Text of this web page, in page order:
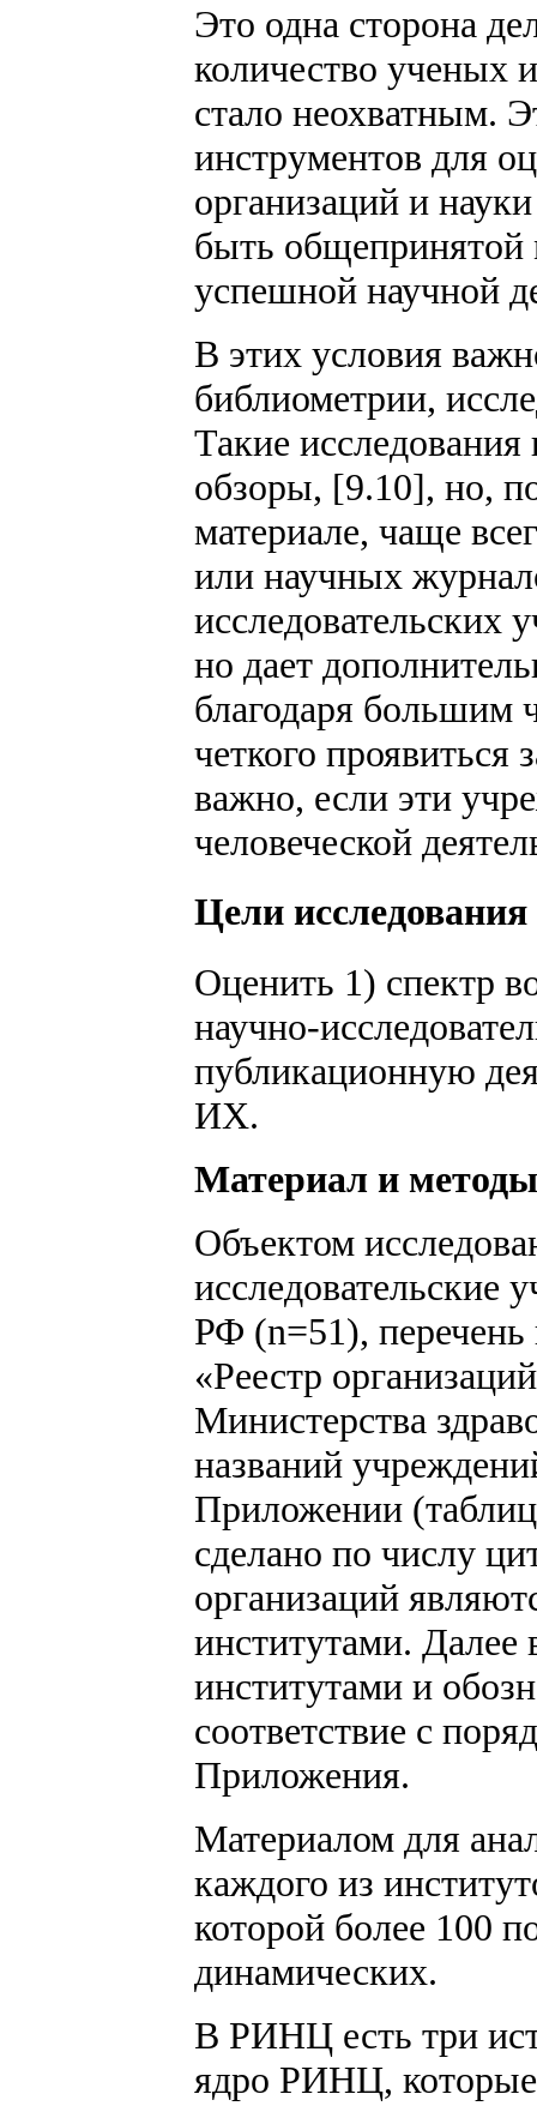
Это одна сторона
количество ученых
стало неохватным.
инструментов для
организаций и
быть общепринятой
успешной научной
В этих условия
библиометрии,
Такие
обзоры, [9.10], но,
материале, чаще
или научных
исследовательских
но дает
благодаря большим
четкого проявиться
важно, если эти
человеческой
Цели исследования
Оценить 1) спектр
научно-
публикационную
ИХ.
Материал и методы
Объектом
исследовательские
РФ (n=51),
«Реестр
Министерства
названий
Приложении
сделано по числу
организаций
институтами. Далее
институтами и
соответствие с
Приложения.
Материалом для
каждого из
которой более 100
динамических.
В РИНЦ есть три
ядро РИНЦ,